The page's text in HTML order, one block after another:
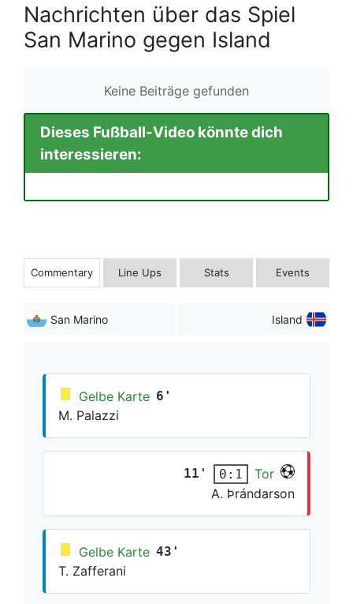
Nachrichten über das Spiel
San Marino gegen Island
Keine Beiträge gefunden
Dieses Fußball-Video könnte dich
interessieren:
Commentary Line Ups Stats Events
San Marino Island
Gelbe Karte 6'
M. Palazzi
11' 0:1
Tor
A. Þrándarson
Gelbe Karte 43'
T. Zafferani